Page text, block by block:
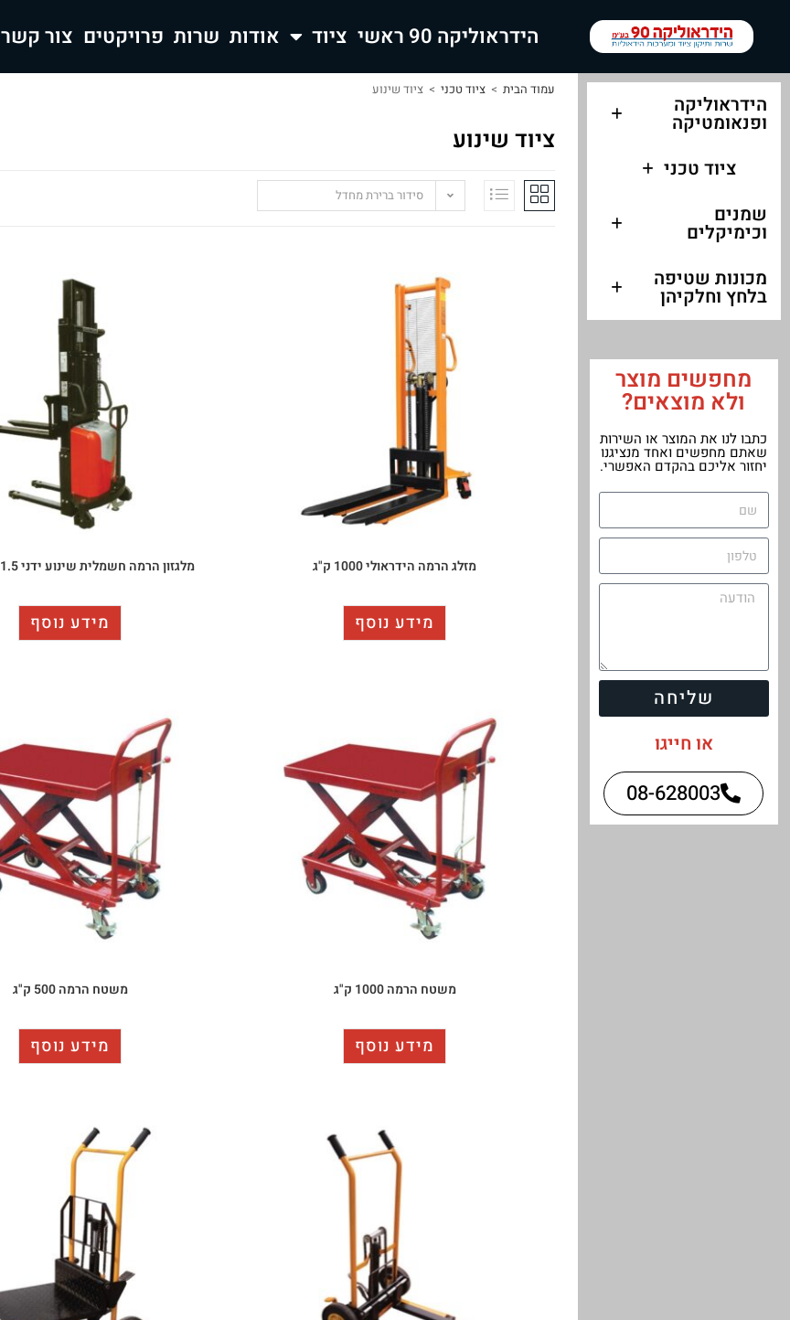
הידראוליקה 90 ראשי ציוד אודות שרות פרויקטים צור קשר
הידראוליקה
ופנאומטיקה
ציוד טכני
שמנים
וכימיקלים
מכונות שטיפה
בלחץ וחלקיהן
מחפשים מוצר
ולא מוצאים?
כתבו לנו את המוצר או השירות
שאתם מחפשים ואחד מנציגנו
יחזור אליכם בהקדם האפשרי.
שליחה
או חייגו
08-628003
עמוד הבית > ציוד טכני > ציוד שינוע
ציוד שינוע
סידור ברירת מחדל
מזלג הרמה הידראולי 1000 ק"ג
מידע נוסף
מלגזון הרמה חשמלית שינוע ידני 1.5 טון 2 מטר
מידע נוסף
משטח הרמה 1000 ק"ג
מידע נוסף
משטח הרמה 500 ק"ג
מידע נוסף